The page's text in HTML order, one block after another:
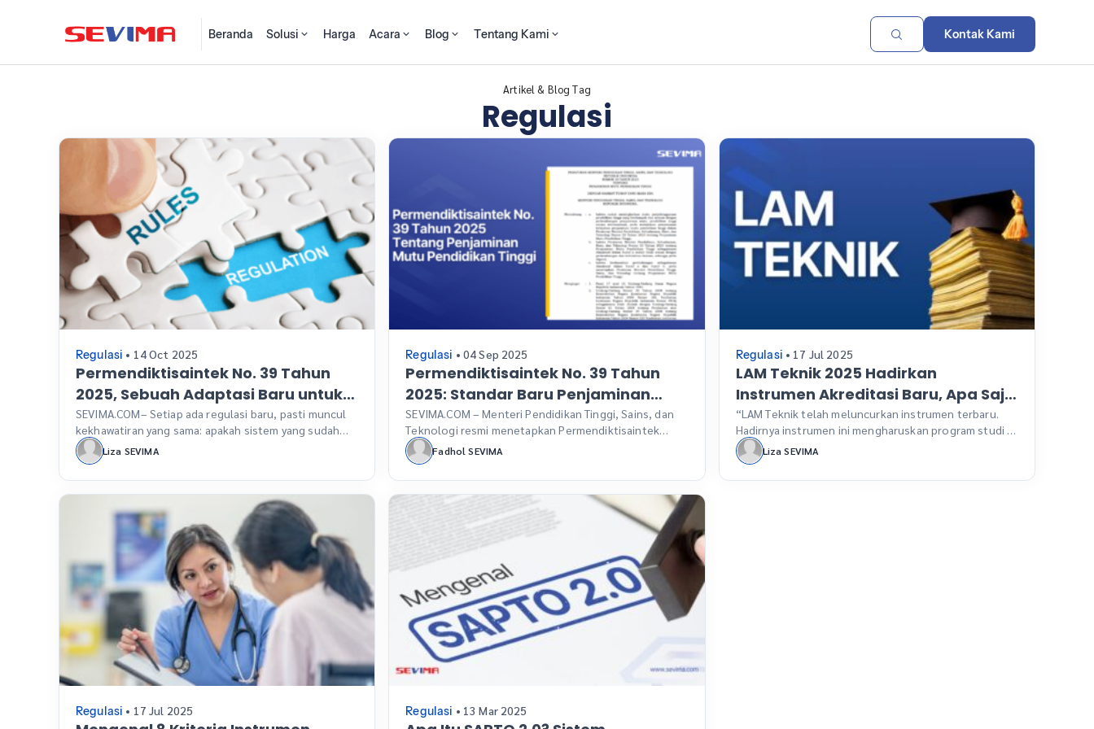
Beranda Solusi Harga Acara Blog Tentang Kami Kontak Kami
Artikel & Blog Tag
Regulasi
Regulasi • 14 Oct 2025
Permendiktisaintek No. 39 Tahun
2025, Sebuah Adaptasi Baru untuk
Perguruan Tinggi
SEVIMA.COM– Setiap ada regulasi baru, pasti muncul
kekhawatiran yang sama: apakah sistem yang sudah
berjalan masih bisa dipakai? Berapa banyak yang harus
diubah? Berapa lagi budget yang perlu dialokasikan?
Kekhawatiran ini wajar. Dalam perjalanan mendampingi
kampus-kampus mitra di berbagai kota, saya sering
mendengar trauma masa lalu—ketika pergantian
regulasi berarti harus ganti sistem total, training
ulang […]
Liza SEVIMA
Regulasi • 04 Sep 2025
Permendiktisaintek No. 39 Tahun
2025: Standar Baru Penjaminan
Mutu Pendidikan Tinggi
SEVIMA.COM – Menteri Pendidikan Tinggi, Sains, dan
Teknologi resmi menetapkan Permendiktisaintek
Nomor 39 Tahun 2025 tentang Penjaminan Mutu
Pendidikan Tinggi pada 28 Agustus 2025. Kehadiran
regulasi ini menandai babak baru dalam kebijakan
penjaminan mutu pendidikan tinggi di Indonesia,
sekaligus menggantikan Permendikbudristek Nomor
53 Tahun 2023 yang sebelumnya menjadi landasan
utama. Perubahan ini bukan sekadar perombakan […]
Fadhol SEVIMA
Regulasi • 17 Jul 2025
LAM Teknik 2025 Hadirkan
Instrumen Akreditasi Baru, Apa Saja
Perubahannya?
“LAM Teknik telah meluncurkan instrumen terbaru.
Hadirnya instrumen ini mengharuskan program studi di
bawah naungan LAM Teknik untuk segera
menyesuaikan kebutuhan akreditasi.” SEVIMA.COM –
LAM Teknik (Lembaga Akreditasi Mandiri Teknik) baru
Liza SEVIMA
Regulasi • 17 Jul 2025 Regulasi • 13 Mar 2025